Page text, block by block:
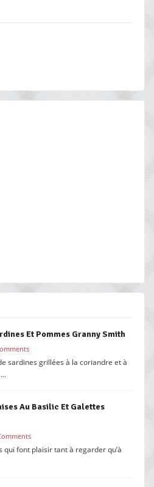
Et Pommes Granny Smith
sardines grillées à la coriandre et à
Au Basilic Et Galettes
qui font plaisir tant à regarder qu’à